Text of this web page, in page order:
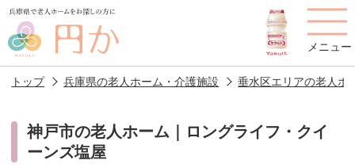
メニュー
老人ホームを
トップ 兵庫県の老人ホーム・介護施設 垂水区エリアの老人ホ
神戸市の老人ホーム｜ロングライフ・クイ
ーンズ塩屋